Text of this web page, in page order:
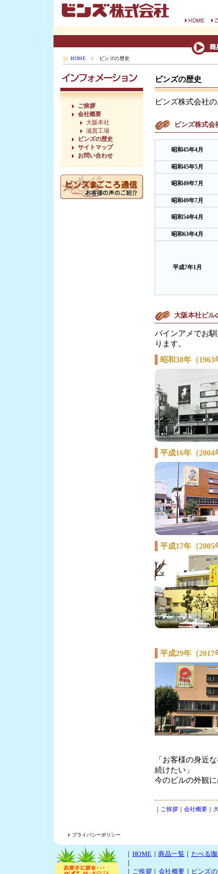
HOME > ビンズの歴史
ビンズの歴史
ビンズ株式会社
ビンズ株式会
昭和45年4月
昭和45年5月
昭和49年7月
昭和49年7月
昭和54年4月
昭和63年4月
平成7年1月
大阪本社ビル
パインアメでお
ります。
昭和38年（1963
平成16年（2004
平成17年（2005
平成29年（2017
「お客様の身近
続けたい」
今のビルの外観
ご挨拶 会社概要
ご挨拶
会社概要
大阪本社
滋賀工場
ビンズの歴史
サイトマップ
お問い合わせ
プライバシーポリシー
HOME 商品一覧
たべる
ご挨拶 会社概要 ビンズ